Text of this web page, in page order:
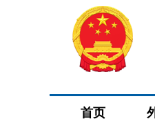
首页